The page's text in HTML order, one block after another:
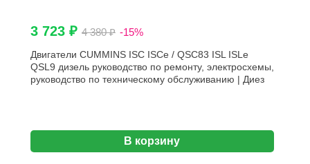
3 723 ₽ 4 380 ₽ -15%
Двигатели CUMMINS ISC ISCe / QSC83 ISL ISLe
QSL9 дизель руководство по ремонту, электросхемы,
руководство по техническому обслуживанию | Диез
В корзину